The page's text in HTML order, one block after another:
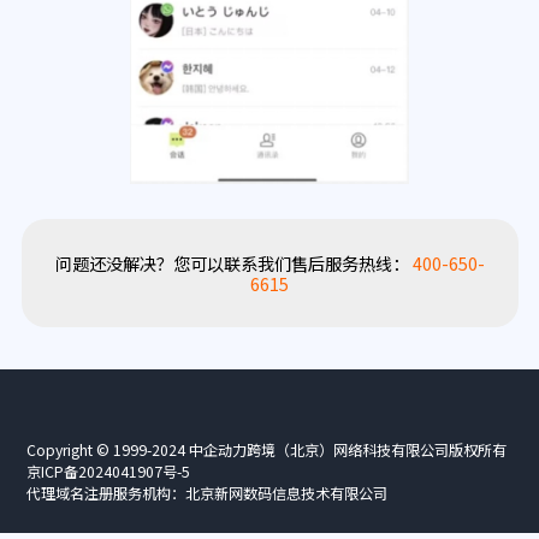
问题还没解决？您可以联系我们售后服务热线： 400-650-
6615
Copyright © 1999-2024 中企动力跨境（北京）网络科技有限公司版权所有
京ICP备2024041907号-5
代理域名注册服务机构：北京新网数码信息技术有限公司